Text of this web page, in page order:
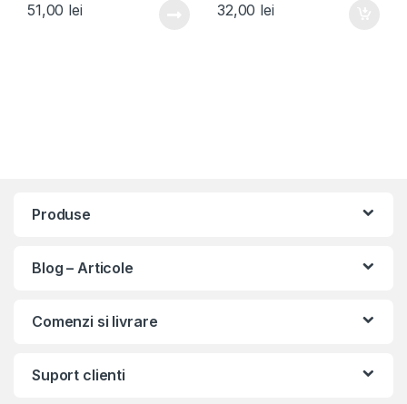
51,00 lei 32,00 lei
Produse
Blog – Articole
Comenzi si livrare
Suport clienti